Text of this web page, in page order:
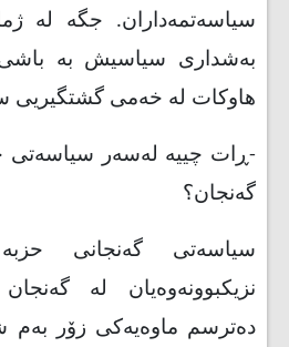
سیاسەتمەداران. جگە لە
بەشداری سیاسیش بە باشی
هاوکات لە خەمی گشتگیریی
- ڕات چییە لەسەر سیاسەتی
گەنجان؟
سیاسەتی گەنجانی
نزیکبوونەوەیان لە
دەترسم ماوەیەکی زۆر بەم